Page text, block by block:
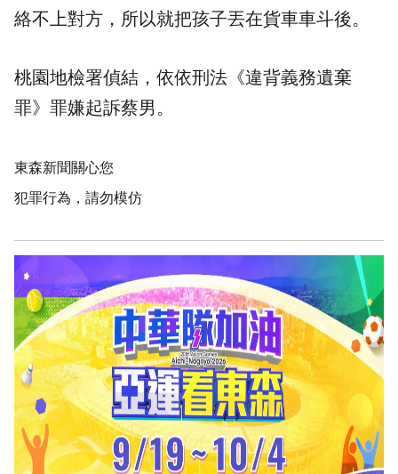
絡不上對方，所以就把孩子丟在貨車車斗後。
桃園地檢署偵結，依依刑法《違背義務遺棄
罪》罪嫌起訴蔡男。
東森新聞關心您
犯罪行為，請勿模仿